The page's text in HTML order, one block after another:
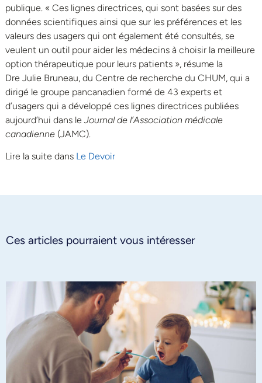
publique. « Ces lignes directrices, qui sont basées sur des
données scientifiques ainsi que sur les préférences et les
valeurs des usagers qui ont également été consultés, se
veulent un outil pour aider les médecins à choisir la meilleure
option thérapeutique pour leurs patients », résume la
Dre Julie Bruneau, du Centre de recherche du CHUM, qui a
dirigé le groupe pancanadien formé de 43 experts et
d’usagers qui a développé ces lignes directrices publiées
aujourd’hui dans leJournal de l’Association médicale
canadienne (JAMC).
Lire la suite dans Le Devoir
Ces articles pourraient vous intéresser